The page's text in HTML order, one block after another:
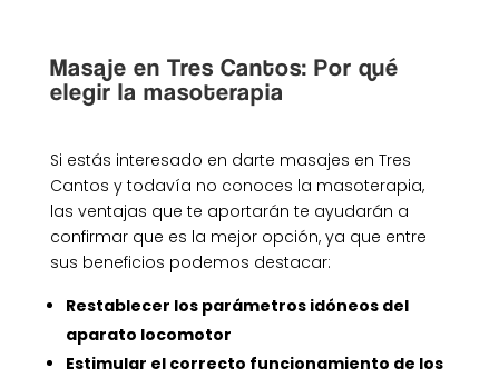
Masaje en Tres Cantos: Por qué
elegir la masoterapia
Si estás interesado en darte masajes en Tres
Cantos y todavía no conoces la masoterapia,
las ventajas que te aportarán te ayudarán a
confirmar que es la mejor opción, ya que entre
sus beneficios podemos destacar:
Restablecer los parámetros idóneos del
aparato locomotor
Estimular el correcto funcionamiento de los